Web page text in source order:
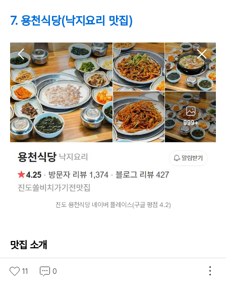
7. 용천식당(낙지요리 맛집)
진도 용천식당 네이버 플레이스(구글 평점 4.2)
맛집 소개
이어지는 진도 맛집은 쏠비치 근처 초평항에 위치하고 있는
11 0